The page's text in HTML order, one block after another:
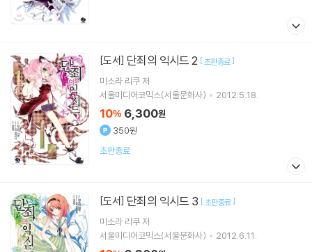
[도서] 단죄의 익시드 2 [초판종료]
미소라 리쿠저
서울미디어코믹스(서울문화사)
2012.5.18.
10% 6,300원
350원
초판종료
[도서] 단죄의 익시드 3 [초판종료]
미소라 리쿠저
서울미디어코믹스(서울문화사)
2012.6.11.